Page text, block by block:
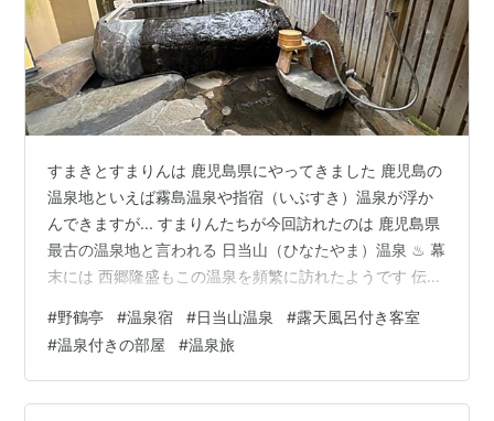
すまきとすまりんは 鹿児島県にやってきました 鹿児島の
温泉地といえば霧島温泉や指宿（いぶすき）温泉が浮か
んできますが... すまりんたちが今回訪れたのは 鹿児島県
最古の温泉地と言われる 日当山（ひなたやま）温泉 ♨ 幕
末には 西郷隆盛もこの温泉を頻繁に訪れたようです 伝説
きなかった 蛭子命 ヒルコノミコト (＝後の恵比須さま
✨）を その両親であるイザナギとイザナミが この地に送
り 療養させたといわれます♨ 一方では 蛭子命は 早々に
船に乗せられ捨てられてしまったとも言われます💦 本日
#野鶴亭 #温泉宿 #日当山温泉 #露天風呂付き客室
#温泉付きの部屋 #温泉旅